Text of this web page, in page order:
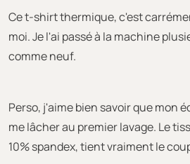
Ce t-shirt thermique, c'est
moi. Je l'ai passé à la machine
comme neuf.
Perso, j'aime bien savoir que mon
me lâcher au premier lavage. Le
10% spandex, tient vraiment le